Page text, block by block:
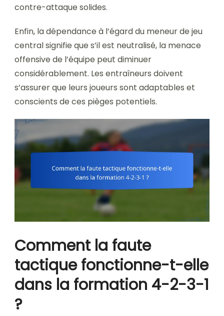
contre-attaque solides.
Enfin, la dépendance à l’égard du meneur de jeu
central signifie que s’il est neutralisé, la menace
offensive de l’équipe peut diminuer
considérablement. Les entraîneurs doivent
s’assurer que leurs joueurs sont adaptables et
conscients de ces pièges potentiels.
Comment la faute
tactique fonctionne-t-elle
dans la formation 4-2-3-1
?